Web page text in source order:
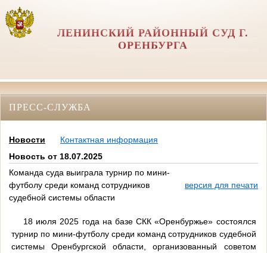
ЛЕНИНСКИЙ РАЙОННЫЙ СУД Г.
ОРЕНБУРГА
ПРЕСС-СЛУЖБА
Новости
Контактная информация
Новость от 18.07.2025
Команда суда выиграла турнир по мини-
футболу среди команд сотрудников
судебной системы области
версия для печати
18 июля 2025 года на базе СКК «Оренбуржье» состоялся
турнир по мини-футболу среди команд сотрудников судебной
системы Оренбургской области, организованный советом